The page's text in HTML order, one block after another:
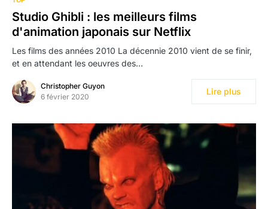
Studio Ghibli : les meilleurs films
d'animation japonais sur Netflix
Les films des années 2010 La décennie 2010 vient de se finir,
et en attendant les oeuvres des…
Christopher Guyon
6 février 2020
Lire plus